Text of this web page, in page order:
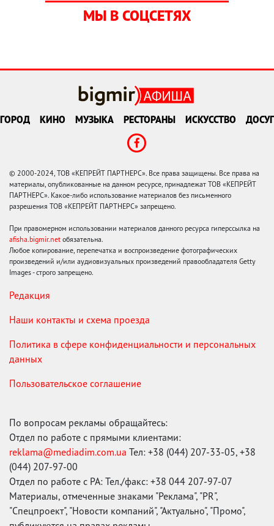
МЫ В СОЦСЕТЯХ
ГОРОД КИНО МУЗЫКА РЕСТОРАНЫ ИСКУССТВО ДОСУГ
© 2000-2024, ТОВ «КЕПРЕЙТ ПАРТНЕРС». Все права защищены. Все права на
материалы, опубликованные на данном ресурсе, принадлежат ТОВ «КЕПРЕЙТ
ПАРТНЕРС». Какое-либо использование материалов без письменного
разрешения ТОВ «КЕПРЕЙТ ПАРТНЕРС» запрещено.
При правомерном использовании материалов данного ресурса гиперссылка на
afisha.bigmir.net обязательна.
Любое копирование, перепечатка и воспроизведение фотографических
произведений и/или аудиовизуальных произведений правообладателя Getty
Images - строго запрещено.
Редакция
Наши контакты и схема проезда
Политика в сфере конфиденциальности и персональных
данных
Пользовательское соглашение
По вопросам рекламы обращайтесь:
Отдел по работе с прямыми клиентами:
reklama@mediadim.com.ua Тел: +38 (044) 207-33-05, +38
(044) 207-97-00
Отдел по работе с РА: Тел./факс: +38 044 207-97-07
Материалы, отмеченные знаками "Реклама", "PR",
"Спецпроект", "Новости компаний", "Актуально", "Промо",